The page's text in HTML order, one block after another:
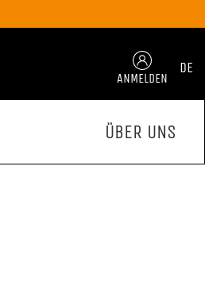
ANMELDEN
DE
ÜBER UNS